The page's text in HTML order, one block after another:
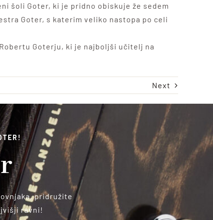
šoli Goter, ki je pridno obiskuje že sedem
Goter, s katerim veliko nastopa po celi
Goterju, ki je najboljši učitelj na
Next
pridružite
ravni!